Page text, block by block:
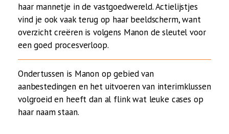
haar mannetje in de vastgoedwereld. Actielijstjes
vind je ook vaak terug op haar beeldscherm, want
overzicht creëren is volgens Manon de sleutel voor
een goed procesverloop.
Ondertussen is Manon op gebied van
aanbestedingen en het uitvoeren van interimklussen
volgroeid en heeft dan al flink wat leuke cases op
haar naam staan.